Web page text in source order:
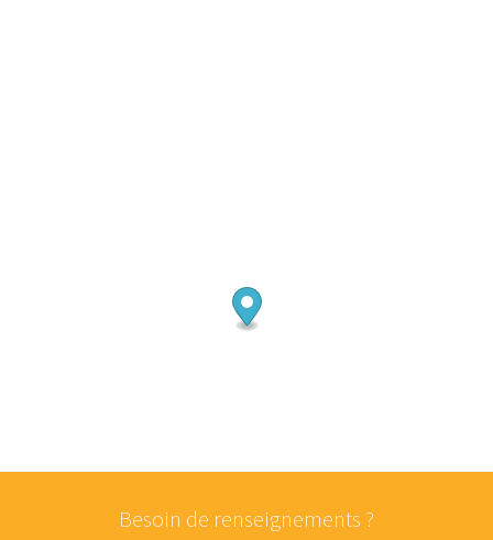
Besoin de renseignements ?